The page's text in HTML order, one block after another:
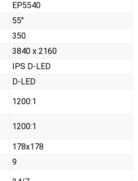
EP5540
55"
350
3840 x 2160
IPS D-LED
D-LED
1200:1
1200:1
178x178
9